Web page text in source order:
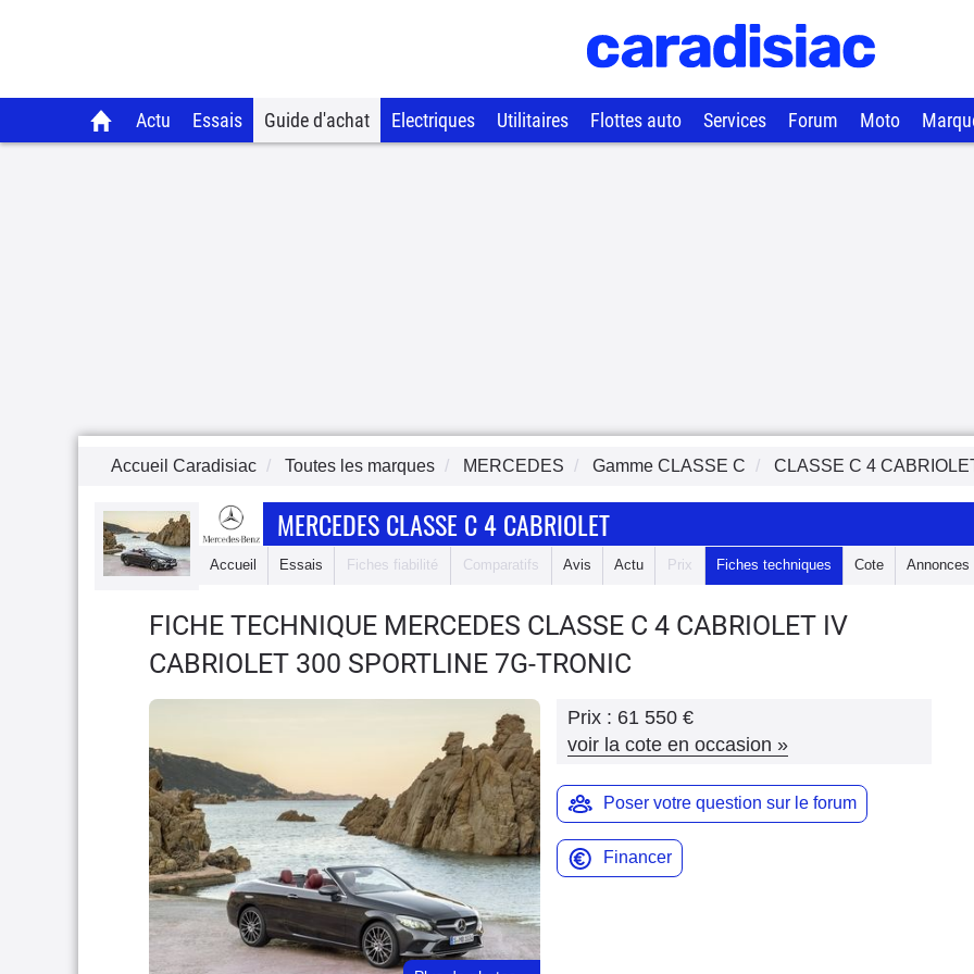
Actu Essais Guide d'achat Electriques Utilitaires Flottes auto Services Forum Moto
Accueil Caradisiac Toutes les marques MERCEDES Gamme CLASSE C CLASSE C 4
MERCEDES CLASSE C 4 CABRIOLET
Accueil Essais Fiches fiabilité Comparatifs Avis Actu Prix Fiches techniques Cote Annonces
FICHE TECHNIQUE MERCEDES CLASSE C 4 CABRIOLET IV
CABRIOLET 300 SPORTLINE 7G-TRONIC
Prix : 61 550 €
voir la cote en occasion »
Poser votre question sur le forum
Financer